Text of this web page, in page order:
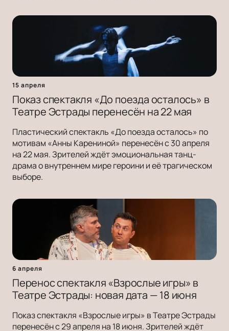
15 апреля
Показ спектакля «До поезда осталось» в
Театре Эстрады перенесён на 22 мая
Пластический спектакль «До поезда осталось» по
мотивам «Анны Карениной» перенесён с 30 апреля
на 22 мая. Зрителей ждёт эмоциональная танц-
драма о внутреннем мире героини и её трагическом
выборе.
6 апреля
Перенос спектакля «Взрослые игры» в
Театре Эстрады: новая дата — 18 июня
Показ спектакля «Взрослые игры» в Театре Эстрады
перенесён с 29 апреля на 18 июня. Зрителей ждёт